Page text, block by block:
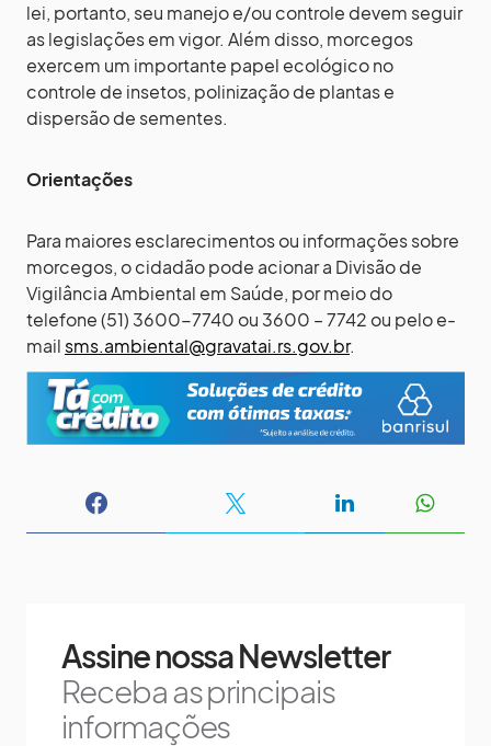
lei, portanto, seu manejo e/ou controle devem seguir
as legislações em vigor. Além disso, morcegos
exercem um importante papel ecológico no
controle de insetos, polinização de plantas e
dispersão de sementes.
Orientações
Para maiores esclarecimentos ou informações sobre
morcegos, o cidadão pode acionar a Divisão de
Vigilância Ambiental em Saúde, por meio do
telefone (51) 3600-7740 ou 3600 – 7742 ou pelo e-
mailsms.ambiental@gravatai.rs.gov.br.
Assine nossa Newsletter
Receba as principais
informações